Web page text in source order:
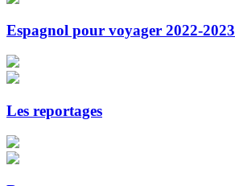
Espagnol pour voyager 2022-2023
Les reportages